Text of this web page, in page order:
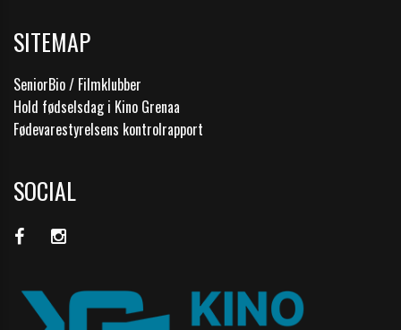
SITEMAP
SeniorBio / Filmklubber
Hold fødselsdag i Kino Grenaa
Fødevarestyrelsens kontrolrapport
SOCIAL